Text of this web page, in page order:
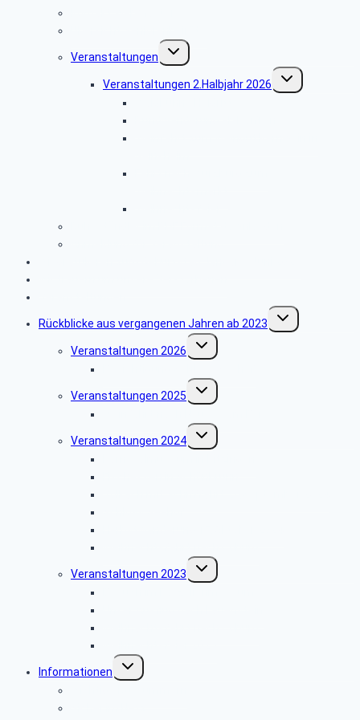
Veranstaltungen
Untermenü
umschalten
Veranstaltungen 2.Halbjahr 2026
Untermenü
umschalten
Rückblicke aus vergangenen Jahren ab 2023
Untermenü
umschalten
Veranstaltungen 2026
Untermenü
umschalten
Veranstaltungen 2025
Untermenü
umschalten
Veranstaltungen 2024
Untermenü
umschalten
Veranstaltungen 2023
Untermenü
umschalten
Informationen
Untermenü
umschalten